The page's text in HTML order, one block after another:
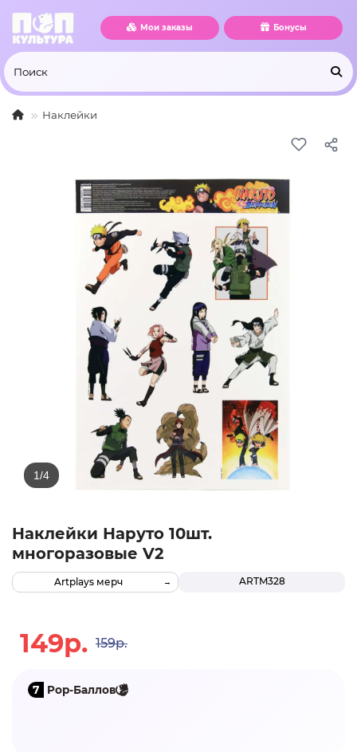
Мои заказы Бонусы
Наклейки
Наклейки Наруто 10шт.
многоразовые V2
ARTM328
Artplays мерч
149р. 159р.
7 Pop-Баллов